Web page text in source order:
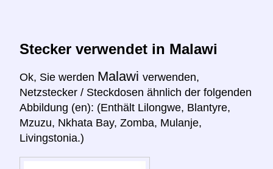
Stecker verwendet in Malawi
Ok, Sie werden Malawi verwenden,
Netzstecker / Steckdosen ähnlich der folgenden
Abbildung (en): (Enthält Lilongwe, Blantyre,
Mzuzu, Nkhata Bay, Zomba, Mulanje,
Livingstonia.)